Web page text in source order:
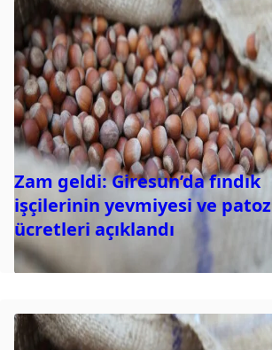
Zam geldi: Giresun’da fındık
işçilerinin yevmiyesi ve patoz
ücretleri açıklandı